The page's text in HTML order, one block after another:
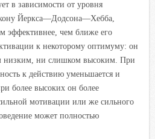
в зависимости от уровня
Йеркса—Додсона—Хебба,
эффективнее, чем ближе его
к некоторому оптимуму: он
низким, ни слишком высоким. При
к действию уменьшается и
более высоких он более
мотивации или же сильного
может полностью